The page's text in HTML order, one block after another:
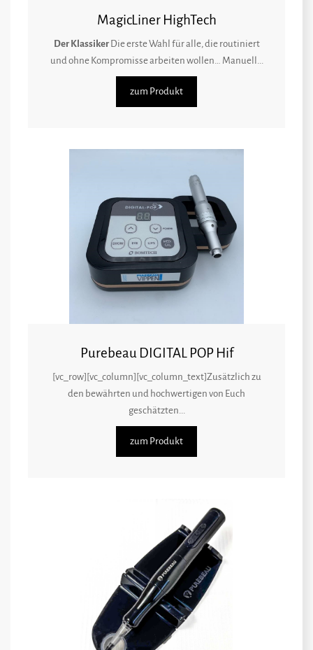
MagicLiner HighTech
Der KlassikerDie erste Wahl für alle, die routiniert
und ohne Kompromisse arbeiten wollen… Manuell...
zum Produkt
Purebeau DIGITAL POP Hif
[vc_row][vc_column][vc_column_text]Zusätzlich zu
den bewährten und hochwertigen von Euch
geschätzten...
zum Produkt